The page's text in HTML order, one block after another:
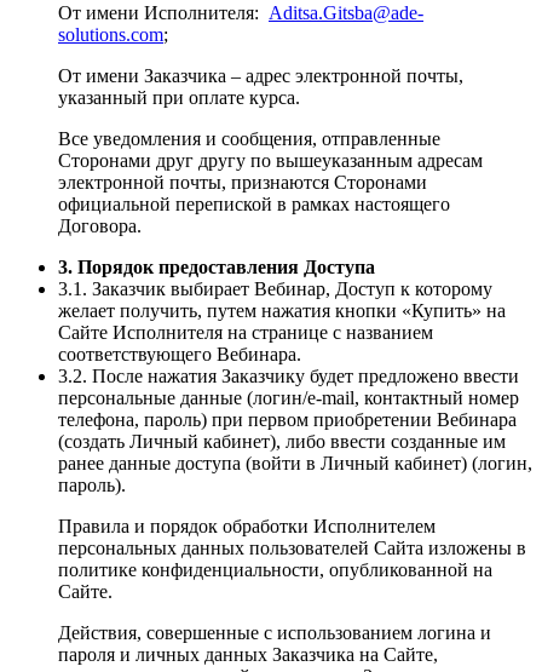
От имени Исполнителя: Aditsa.Gitsba@ade-
solutions.com;
От имени Заказчика – адрес электронной почты,
указанный при оплате курса.
Все уведомления и сообщения, отправленные
Сторонами друг другу по вышеуказанным адресам
электронной почты, признаются Сторонами
официальной перепиской в рамках настоящего
Договора.
3. Порядок предоставления Доступа
3.1. Заказчик выбирает Вебинар, Доступ к которому
желает получить, путем нажатия кнопки «Купить» на
Сайте Исполнителя на странице с названием
соответствующего Вебинара.
3.2. После нажатия Заказчику будет предложено ввести
персональные данные (логин/e-mail, контактный номер
телефона, пароль) при первом приобретении Вебинара
(создать Личный кабинет), либо ввести созданные им
ранее данные доступа (войти в Личный кабинет) (логин,
пароль).
Правила и порядок обработки Исполнителем
персональных данных пользователей Сайта изложены в
политике конфиденциальности, опубликованной на
Сайте.
Действия, совершенные с использованием логина и
пароля и личных данных Заказчика на Сайте,